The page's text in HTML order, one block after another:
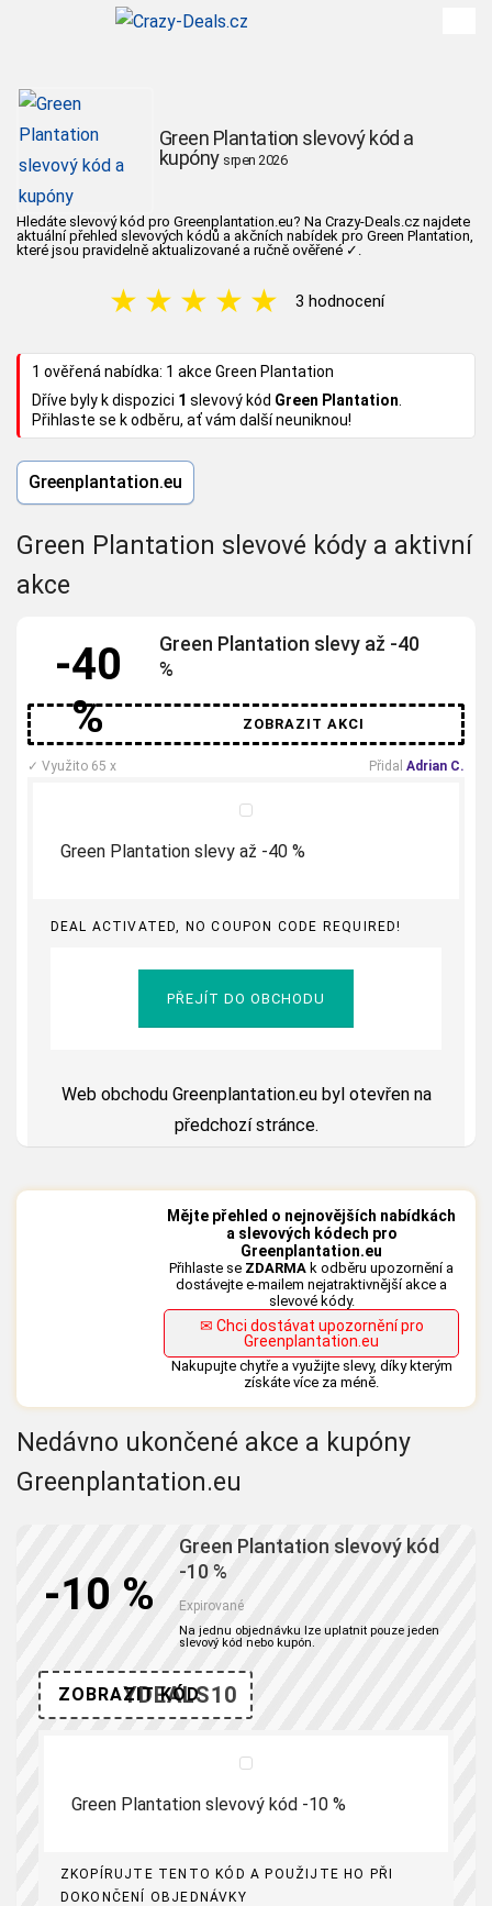
Green Plantation slevový kód a
kupóny srpen 2026
Hledáte slevový kód pro Greenplantation.eu? Na Crazy-Deals.cz najdete
aktuální přehled slevových kódů a akčních nabídek pro Green Plantation,
které jsou pravidelně aktualizované a ručně ověřené ✓
★ ★ ★ ★ ★ 3 hodnocení
1 ověřená nabídka: 1 akce Green Plantation
Dříve byly k dispozici 1 slevový kód Green Plantation
Přihlaste se k odběru, ať vám další neuniknou!
Greenplantation.eu
Green Plantation slevové kódy a aktivní
akce
-40
%
Green Plantation slevy až -40
%
ZOBRAZIT AKCI
✓ Využito 65 x Přidal Adrian C.
Green Plantation slevy až -40 %
DEAL ACTIVATED, NO COUPON CODE REQUIRED!
PŘEJÍT DO OBCHODU
Web obchodu Greenplantation.eu byl otevřen na
předchozí stránce.
Mějte přehled o nejnovějších nabídkách
a slevových kódech pro
Greenplantation.eu
Přihlaste se ZDARMA k odběru upozornění a
dostávejte e-mailem nejatraktivnější akce a
slevové kódy.
✉ Chci dostávat upozornění pro
Greenplantation.eu
Nakupujte chytře a využijte slevy, díky kterým
získáte více za méně.
Nedávno ukončené akce a kupóny
Greenplantation.eu
-10 %
Green Plantation slevový kód
-10 %
Expirované
Na jednu objednávku lze uplatnit pouze jeden
slevový kód nebo kupón.
YDEALS10
ZOBRAZIT KÓD
Green Plantation slevový kód -10 %
ZKOPÍRUJTE TENTO KÓD A POUŽIJTE HO PŘI
DOKONČENÍ OBJEDNÁVKY